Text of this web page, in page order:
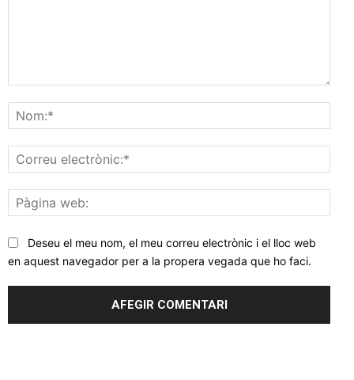
web:
Deseu el meu nom, el meu correu electrònic i el lloc web
en aquest navegador per a la propera vegada que ho faci.